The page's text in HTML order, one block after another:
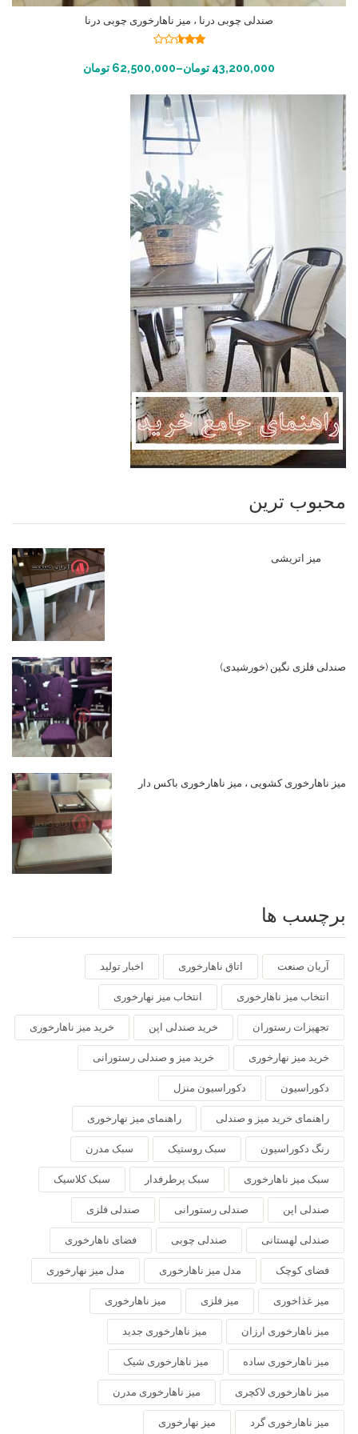
صندلی چوبی درنا ، میز ناهارخوری چوبی درنا
از 5
43,200,000 تومان–
62,500,000 تومان انتخاب گزینه ها
محبوب ترین
میز اتریشی
صندلی فلزی نگین (خورشیدی)
میز ناهارخوری کشویی ، میز ناهارخوری باکس دار
برچسب ها
آریان صنعت اتاق ناهارخوری اخبار تولید
انتخاب میز ناهارخوری انتخاب میز نهارخوری
تجهیزات رستوران خرید صندلی اپن خرید میز ناهارخوری
خرید میز نهارخوری خرید میز و صندلی رستورانی
دکوراسیون دکوراسیون منزل
راهنمای خرید میز و صندلی راهنمای میز نهارخوری
رنگ دکوراسیون سبک روستیک سبک مدرن
سبک میز ناهارخوری سبک پرطرفدار سبک کلاسیک
صندلی اپن صندلی رستورانی صندلی فلزی
صندلی لهستانی صندلی چوبی فضای ناهارخوری
فضای کوچک مدل میز ناهارخوری مدل میز نهارخوری
میز غذاخوری میز فلزی میز ناهارخوری
میز ناهارخوری ارزان میز ناهارخوری جدید
میز ناهارخوری ساده میز ناهارخوری شیک
میز ناهارخوری لاکچری میز ناهارخوری مدرن
میز ناهارخوری گرد میز نهارخوری